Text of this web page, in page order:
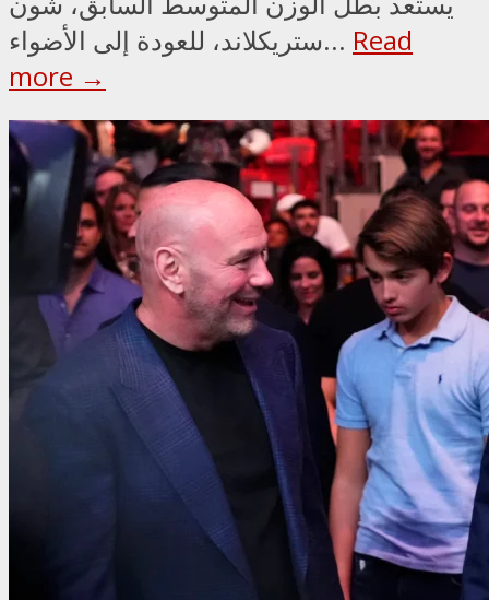
ستريكلاند، للعودة إلى الأضواء... Read
more →